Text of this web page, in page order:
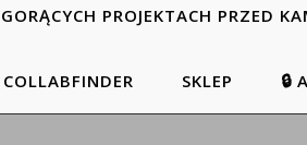
PROJEKTACH PRZED
COLLABFINDER SKLEP 🔒